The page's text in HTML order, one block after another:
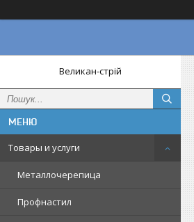
Великан-стрій
Товары и услуги
Металлочерепица
Профнастил